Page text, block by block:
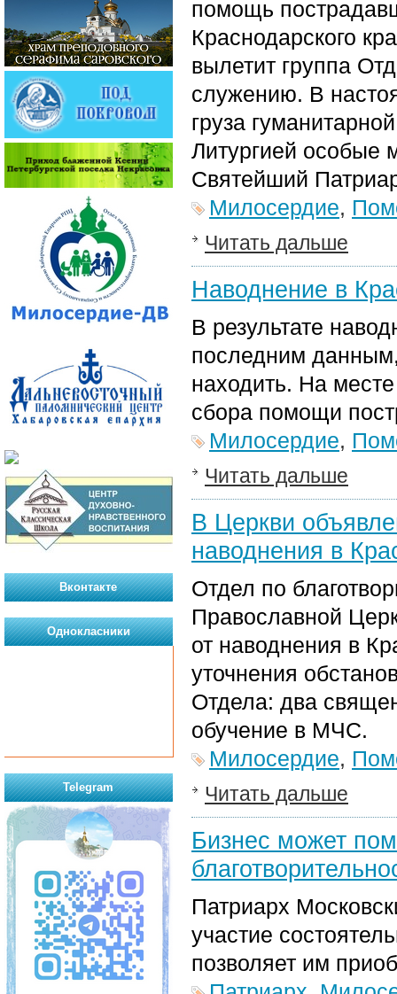
помощь
Краснодарского
вылетит группа
служению. В
груза
Литургией особые
Святейший
Милосердие,
Читать дальше
Наводнение в
В результате
последним
находить. На
сбора помощи
Милосердие,
Читать дальше
В Церкви
наводнения в
Отдел по
Православной
от наводнения в
уточнения
Отдела: два
обучение в МЧС.
Милосердие,
Читать дальше
Бизнес может
Патриарх
участие
позволяет им
Вконтакте
Однокласники
Telegram